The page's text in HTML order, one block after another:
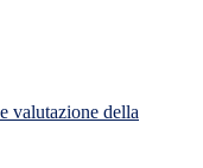
valutazione della